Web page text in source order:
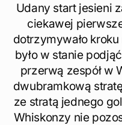
Udany start jesieni
ciekawej
dotrzymywało
było w stanie
przerwą zespół w
dwubramkową
ze stratą jednego
Whiskonzy nie